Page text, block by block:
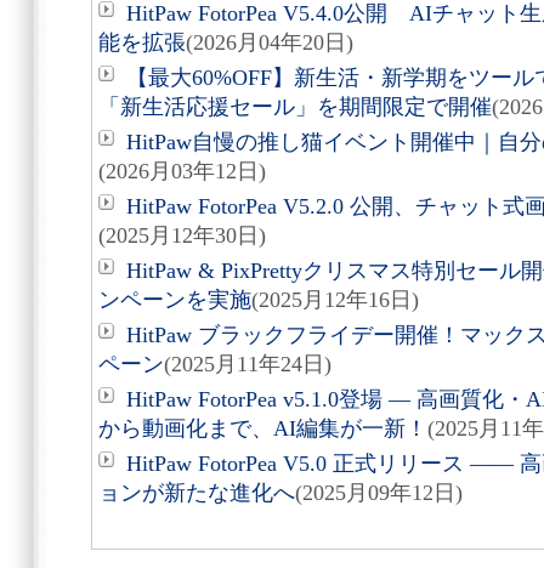
HitPaw FotorPea V5.4.0公開 AIチャット
能を拡張(2026月04年20日)
【最大60%OFF】新生活・新学期をツー
「新生活応援セール」を期間限定で開催
HitPaw自慢の推し猫イベント開催中｜自
(2026月03年12日)
HitPaw FotorPea V5.2.0 公開、チャット式
(2025月12年30日)
HitPaw & PixPrettyクリスマス特別セール
ンペーンを実施(2025月12年16日)
HitPaw ブラックフライデー開催！マック
ペーン(2025月11年24日)
HitPaw FotorPea v5.1.0登場 ― 高画質化・
から動画化まで、AI編集が一新！ (2025月11
HitPaw FotorPea V5.0 正式リリース ――
ョンが新たな進化へ(2025月09年12日)